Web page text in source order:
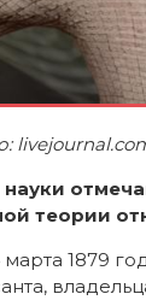
науки
теории
1879